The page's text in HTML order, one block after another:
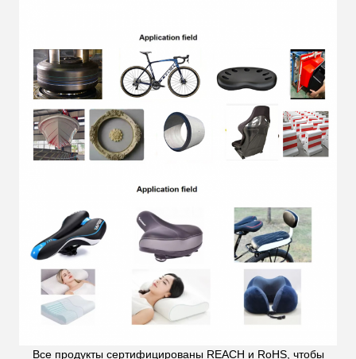
Все продукты сертифицированы REACH и RoHS, чтобы